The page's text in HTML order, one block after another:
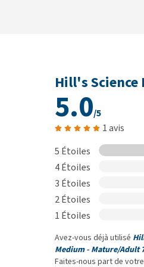
vous donnez cette
avec de plus petites
toujours de l’eau
votre vétérinaire à
tout risque
Composition
Poulet (12 %), foie
poisson,
Constituants
Hill's Science
5.0/5
1 avis
5 Étoiles
4 Étoiles
3 Étoiles
2 Étoiles
1 Étoiles
Avez-vous déjà utilisé
Medium - Mature/Adult
Faites-nous part de